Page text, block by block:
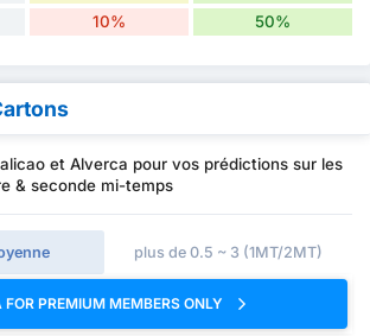
10% 50%
et Alverca pour vos prédictions sur les
& seconde mi-temps
plus de 0.5 ~ 3 (1MT/2MT)
FOR PREMIUM MEMBERS ONLY